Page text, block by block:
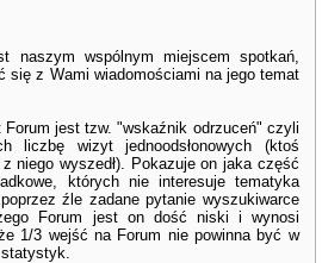
naszym wspólnym miejscem spotkań,
się z Wami wiadomościami na jego temat
Forum jest tzw. "wskaźnik odrzuceń" czyli
liczbę wizyt jednoodsłonowych (ktoś
niego wyszedł). Pokazuje on jaka część
których nie interesuje tematyka
źle zadane pytanie wyszukiwarce
Forum jest on dość niski i wynosi
1/3 wejść na Forum nie powinna być w